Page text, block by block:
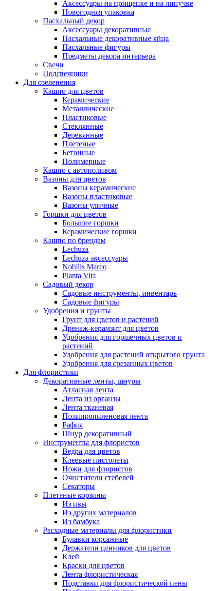
Аксессуары на прищепке и на липучке
Новогодняя упаковка
Пасхальный декор
Аксессуары декоративные
Пасхальные декоративные яйца
Пасхальные фигуры
Предметы декора интерьера
Свечи
Подсвечники
Для озеленения
Кашпо для цветов
Керамические
Металлические
Пластиковые
Стеклянные
Деревянные
Плетеные
Бетонные
Полимерные
Кашпо с автополивом
Вазоны для цветов
Вазоны керамические
Вазоны пластиковые
Вазоны уличные
Горшки для цветов
Большие горшки
Керамические горшки
Кашпо по брендам
Lechuza
Lechuza аксессуары
Nobilis Marco
Planta Vita
Садовый декор
Садовые инструменты, инвентарь
Садовые фигуры
Удобрения и грунты
Грунт для цветов и растений
Дренаж-керамзит для цветов
Удобрения для горшечных цветов и
растений
Удобрения для растений открытого грунта
Удобрения для срезанных цветов
Для флористики
Декоративные ленты, шнуры
Атласная лента
Лента из органзы
Лента тканевая
Полипропиленовая лента
Рафия
Шнур декоративный
Инструменты для флористов
Ведра для цветов
Клеевые пистолеты
Ножи для флористов
Очистители стебелей
Секаторы
Плетеные корзины
Из ивы
Из других материалов
Из бамбука
Расходные материалы для флористики
Булавки корсажные
Держатели ценников для цветов
Клей
Краски для цветов
Лента флористическая
Подставки для флористической пены